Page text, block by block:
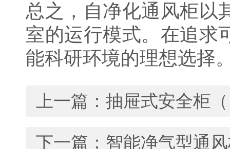
总之，自净化通风柜以
室的运行模式。在追求
能科研环境的理想选择
上一篇： 抽屉式安全柜
下一篇： 智能净气型通